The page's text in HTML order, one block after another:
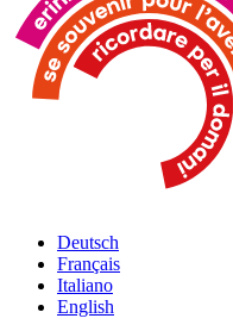
Deutsch
Français
Italiano
English